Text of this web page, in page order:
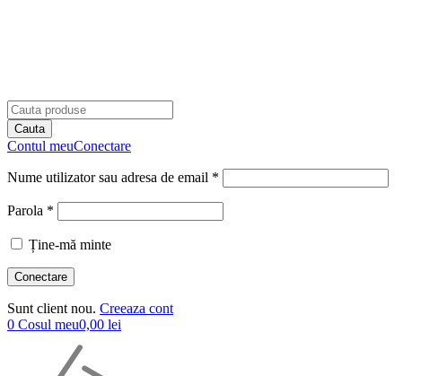
Contul meuConectare
Nume utilizator sau adresa de email *
Parola *
Ține-mă minte
Sunt client nou. Creeaza cont
0 Cosul meu0,00 lei